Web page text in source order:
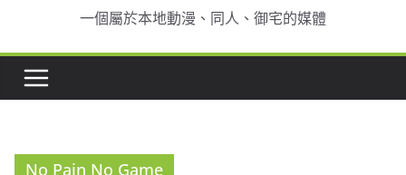
一個屬於本地動漫、同人、御宅的媒體
No Pain No Game